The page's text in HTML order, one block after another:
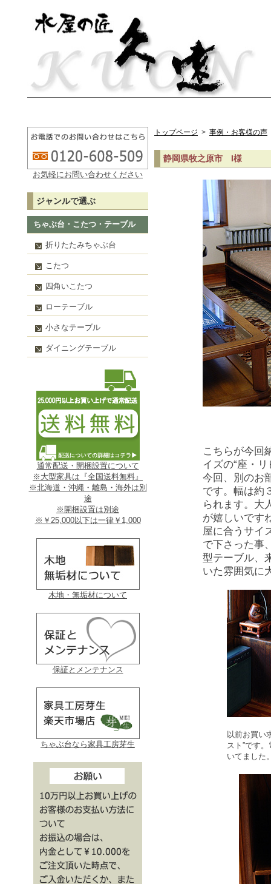
お気軽にお問い合わせください
ジャンルで選ぶ
ちゃぶ台・こたつ・テーブル
折りたたみちゃぶ台
こたつ
四角いこたつ
ローテーブル
小さなテーブル
ダイニングテーブル
通常配送・開梱設置について
※大型家具は『全国送料無料』
※北海道・沖縄・離島・海外は別
途
※開梱設置は別途
※￥25,000以下は一律￥1,000
木地・無垢材について
保証とメンテナンス
ちゃぶ台なら家具工房芽生
トップページ > 事例・お客様の声
静岡県牧之原市 I様
こちらが今回
イズの“座・
今回、別のお
です。幅は約
られます。大
が嬉しいです
屋に合うサイ
で下さった事
型テーブル、
いた雰囲気に
以前お買い
スト”です
いてました